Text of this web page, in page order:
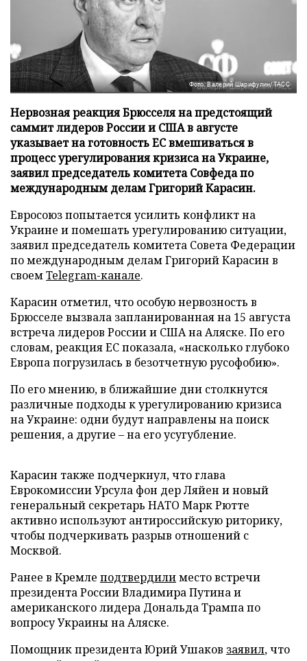
Фото: Валерий Шарифулин/ТАСС
Нервозная реакция Брюсселя на предстоящий
саммит лидеров России и США в августе
указывает на готовность ЕС вмешиваться в
процесс урегулирования кризиса на Украине,
заявил председатель комитета Совфеда по
международным делам Григорий Карасин.
Евросоюз попытается усилить конфликт на
Украине и помешать урегулированию ситуации,
заявил председатель комитета Совета Федерации
по международным делам Григорий Карасин в
своемTelegram-канале.
Карасин отметил, что особую нервозность в
Брюсселе вызвала запланированная на 15 августа
встреча лидеров России и США на Аляске. По его
словам, реакция ЕС показала, «насколько глубоко
Европа погрузилась в безотчетную русофобию».
По его мнению, в ближайшие дни столкнутся
различные подходы к урегулированию кризиса
на Украине: одни будут направлены на поиск
решения, а другие – на его усугубление.
Карасин также подчеркнул, что глава
Еврокомиссии Урсула фон дер Ляйен и новый
генеральный секретарь НАТО Марк Рютте
активно используют антироссийскую риторику,
чтобы подчеркивать разрыв отношений с
Москвой.
Ранее в Кремле подтвердилиместо встречи
президента России Владимира Путина и
американского лидера Дональда Трампа по
вопросу Украины на Аляске.
Помощник президента Юрий Ушаков заявил, что